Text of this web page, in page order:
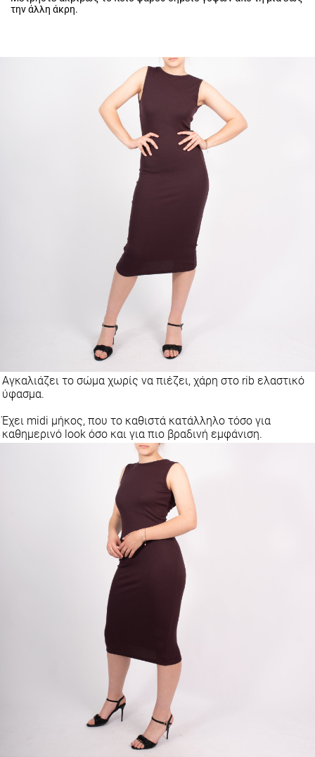
την άλλη άκρη.
Αγκαλιάζει το σώμα χωρίς να πιέζει, χάρη στο rib ελαστικό
ύφασμα.
Έχει midi μήκος, που το καθιστά κατάλληλο τόσο για
καθημερινό look όσο και για πιο βραδινή εμφάνιση.